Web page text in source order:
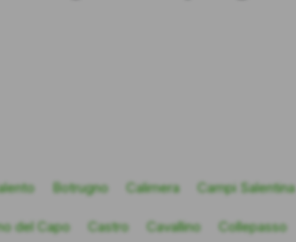
Botrugno Calimera Campi Salentina
del Capo Castro Cavallino Collepasso